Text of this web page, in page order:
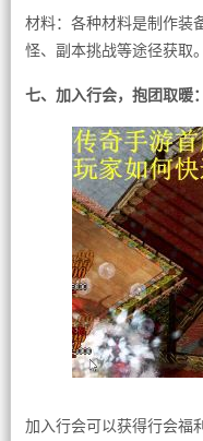
材料：各种材料是制作装
怪、副本挑战等途径获取。
七、加入行会，抱团取暖：
加入行会可以获得行会福